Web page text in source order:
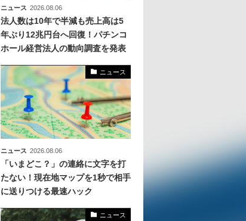
ニュース 2026.08.06
法人数は10年で半減も売上高は5
年ぶり12兆円台へ回復！パチンコ
ホール経営法人の動向調査を発表
ニュース
ニュース 2026.08.06
「いまどこ？」の連絡に文字を打
たない！現在地マップを1秒で相手
に送りつける最速ハック
ニュース